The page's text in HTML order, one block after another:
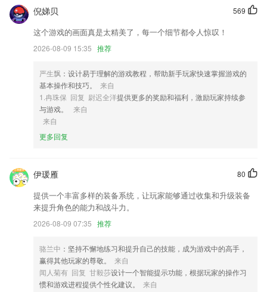
2,创建计划，实时跟踪：随时随地创建学习计划，迅速分配学习任务；实
时跟踪学习进度，在线学习不再漫无目的。
3,在平台里能够获得教育内容，帮助你掌握更多的知识，快速的进行使
4,画面易懂操作简单，点读也只需点击就行。
5,如果你通过初级、中级会计职称，那么注册会计师将是你职场上升的法
6,涵盖海量的热点资讯，精彩不停。
一分彩票安卓版下载软件优势
2.课程全面丰富，课时都是可以灵活选择，手机进行学习都是非常的方
便；看视频去学习吧。
3.提供多样式的教学方式，提高学生的兴趣
4.·精品儿歌大全，风格清新，原创动画，各种热门儿歌应有尽有
5.学习资源的覆盖还是非常丰富全面的，不同的学习需求都可以得到很好
6.·通过综合性学习古诗词的方式，为学员提供古诗词学习帮助
569
倪娣贝
这个游戏的画面真是太精美了，每一个细节都令人惊叹！
2026-08-09 15:35 推荐
严生飘 ：设计易于理解的游戏教程，帮助新手玩家快速掌握游戏的
基本操作和技巧。
来自
1.冉珠保 回复 尉迟全洋提供更多的奖励和福利，激励玩家持续参
与游戏。
来自
来自
更多回复
80
伊瑗雁
提供一个丰富多样的装备系统，让玩家能够通过收集和升级装备
来提升角色的能力和战斗力。
2026-08-09 07:35 推荐
骆兰中 ：坚持不懈地练习和提升自己的技能，成为游戏中的高手，
赢得其他玩家的尊敬。
来自
闻人菊有 回复 甘毅莎设计一个智能提示功能，根据玩家的操作习
惯和游戏进程提供个性化建议。
来自